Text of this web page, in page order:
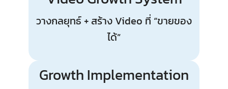
วางกลยุทธ์ + สร้าง Video ที่ “ขายของ
ได้”
Growth Implementation